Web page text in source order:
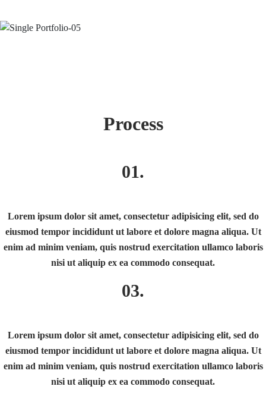
Process
01.
Lorem ipsum dolor sit amet, consectetur adipisicing elit, sed do
eiusmod tempor incididunt ut labore et dolore magna aliqua. Ut
enim ad minim veniam, quis nostrud exercitation ullamco laboris
nisi ut aliquip ex ea commodo consequat.
03.
Lorem ipsum dolor sit amet, consectetur adipisicing elit, sed do
eiusmod tempor incididunt ut labore et dolore magna aliqua. Ut
enim ad minim veniam, quis nostrud exercitation ullamco laboris
nisi ut aliquip ex ea commodo consequat.